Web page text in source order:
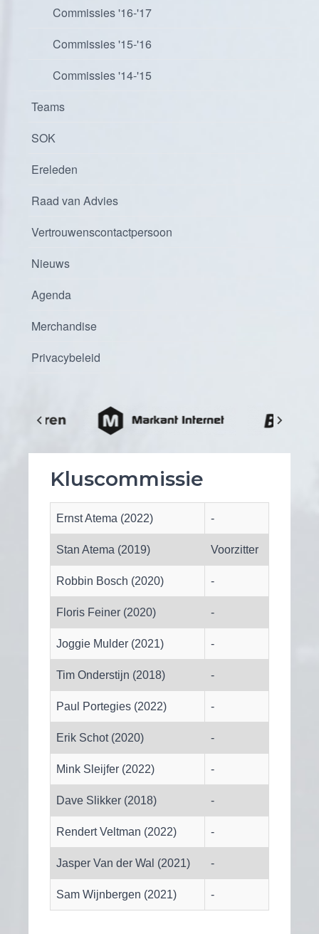
Commissies '16-'17
Commissies '15-'16
Commissies '14-'15
Teams
SOK
Ereleden
Raad van Advies
Vertrouwenscontactpersoon
Nieuws
Agenda
Merchandise
Privacybeleid
Kluscommissie
Ernst Atema (2022) -
Stan Atema (2019) Voorzitter
Robbin Bosch (2020) -
Floris Feiner (2020) -
Joggie Mulder (2021) -
Tim Onderstijn (2018) -
Paul Portegies (2022) -
Erik Schot (2020) -
Mink Sleijfer (2022) -
Dave Slikker (2018) -
Rendert Veltman (2022) -
Jasper Van der Wal (2021) -
Sam Wijnbergen (2021) -